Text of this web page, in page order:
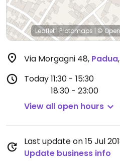
Leaflet| Protomaps | ©
Via Morgagni 48, Padua,
Today11:30 - 15:30
18:30 - 23:00
View all open hours
Last update on 15 Jul
Update business info